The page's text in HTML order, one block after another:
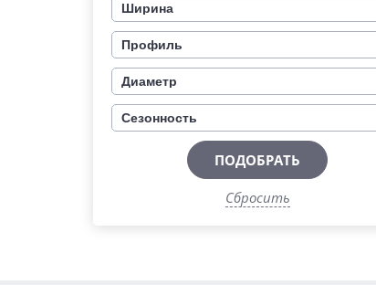
Ширина
Профиль
Диаметр
Сезонность
ПОДОБРАТЬ
Сбросить